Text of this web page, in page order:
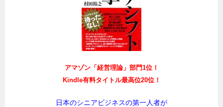
アマゾン「経営理論」部門1位！
Kindle有料タイトル最高位20位！
日本のシニアビジネスの第一人者が